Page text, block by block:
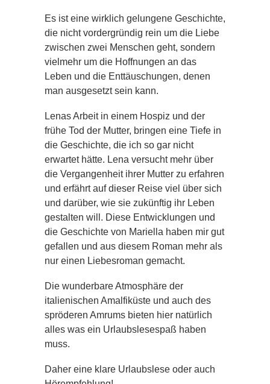
Es ist eine wirklich gelungene Geschichte,
die nicht vordergründig rein um die Liebe
zwischen zwei Menschen geht, sondern
vielmehr um die Hoffnungen an das
Leben und die Enttäuschungen, denen
man ausgesetzt sein kann.
Lenas Arbeit in einem Hospiz und der
frühe Tod der Mutter, bringen eine Tiefe in
die Geschichte, die ich so gar nicht
erwartet hätte. Lena versucht mehr über
die Vergangenheit ihrer Mutter zu erfahren
und erfährt auf dieser Reise viel über sich
und darüber, wie sie zukünftig ihr Leben
gestalten will. Diese Entwicklungen und
die Geschichte von Mariella haben mir gut
gefallen und aus diesem Roman mehr als
nur einen Liebesroman gemacht.
Die wunderbare Atmosphäre der
italienischen Amalfiküste und auch des
spröderen Amrums bieten hier natürlich
alles was ein Urlaubslesespaß haben
muss.
Daher eine klare Urlaubslese oder auch